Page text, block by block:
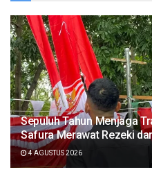
Sepuluh Tahun Menjaga
Safura Merawat Rezeki
4 AGUSTUS 2026